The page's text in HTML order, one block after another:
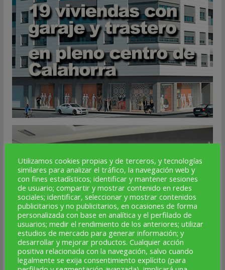
Utilizamos cookies propias y de terceros, y tecnologías
similares para analizar el tráfico, la navegación web y
con fines estadísticos; identificar y mantener sesiones
de usuario; compartir y mostrar contenido en redes
sociales; identificar, seleccionar y mostrar contenidos
publicitarios y no publicitarios, en ocasiones de forma
personalizada con base en analítica y el perfilado de
usuarios; medir el rendimiento de los anteriores; utilizar
estudios de mercado para generar información; y
desarrollar y mejorar productos. Cualquier acción
positiva relacionada con la navegación, salvo cuando
legalmente se exija consentimiento explícito (para